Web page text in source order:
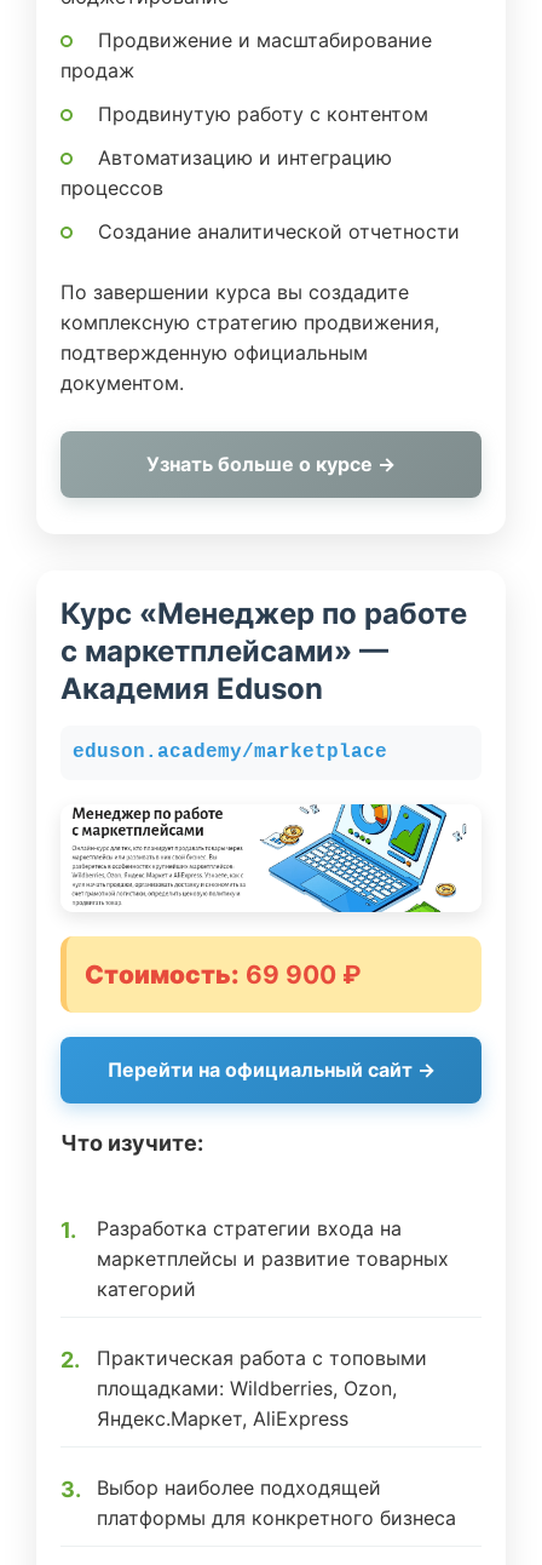
Продвижение и масштабирование
продаж
Продвинутую работу с контентом
Автоматизацию и интеграцию
процессов
Создание аналитической отчетности
По завершении курса вы создадите
комплексную стратегию продвижения,
подтвержденную официальным
документом.
Узнать больше о курсе →
Курс «Менеджер по работе
с маркетплейсами» —
Академия Eduson
eduson.academy/marketplace
Стоимость: 69 900 ₽
Перейти на официальный сайт →
Что изучите:
Разработка стратегии входа на
маркетплейсы и развитие товарных
категорий
Практическая работа с топовыми
площадками: Wildberries, Ozon,
Яндекс.Маркет, AliExpress
Выбор наиболее подходящей
платформы для конкретного бизнеса